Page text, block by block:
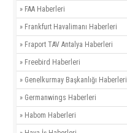
» FAA Haberleri
» Frankfurt Havalimanı Haberleri
» Fraport TAV Antalya Haberleri
» Freebird Haberleri
» Genelkurmay Başkanlığı Haberleri
» Germanwings Haberleri
» Habom Haberleri